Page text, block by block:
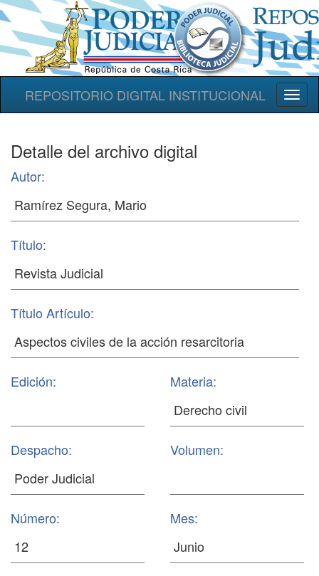
REPOSITORIO DIGITAL INSTITUCIONAL
Detalle del archivo digital
Autor:
Título:
Título Artículo:
Edición: Materia:
Despacho: Volumen:
Número: Mes: